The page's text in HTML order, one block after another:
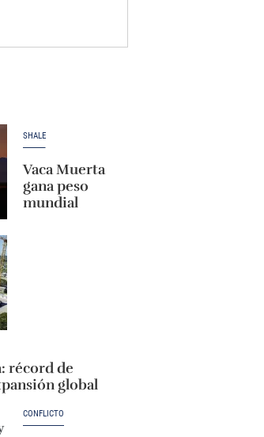
SHALE
Vaca Muerta
gana peso
mundial
récord de
global
CONFLICTO